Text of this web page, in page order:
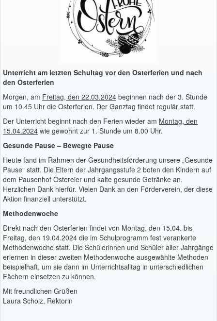
Unterricht am letzten Schultag vor den Osterferien und nach
den Osterferien
Morgen, am Freitag, den 22.03.2024 beginnen nach der 3. Stunde
um 10.45 Uhr die Osterferien. Der Ganztag findet regulär statt.
Der Unterricht beginnt nach den Ferien wieder am Montag, den
15.04.2024 wie gewohnt zur 1. Stunde um 8.00 Uhr.
Gesunde Pause – Bewegte Pause
Heute fand im Rahmen der Gesundheitsförderung unsere „Gesunde
Pause“ statt. Die Eltern der Jahrgangsstufe 2 boten den Kindern auf
dem Pausenhof Ostereier und kalte gesunde Getränke an.
Herzlichen Dank hierfür. Vielen Dank an den Förderverein, der diese
Aktion finanziell unterstützt.
Methodenwoche
Direkt nach den Osterferien findet von Montag, den 15.04. bis
Freitag, den 19.04.2024 die im Schulprogramm fest verankerte
Methodenwoche statt. Die Schülerinnen und Schüler aller Jahrgänge
erlernen in dieser zweiten Methodenwoche ausgewählte Methoden
beispielhaft, um sie dann im Unterrichtsalltag in unterschiedlichen
Fächern einsetzen zu können.
Mit freundlichen Grüßen
Laura Scholz, Rektorin